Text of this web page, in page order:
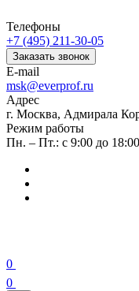
Телефоны
+7 (495) 211-30-05
Заказать звонок
E-mail
msk@everprof.ru
Адрес
г. Москва, Адмирала
Режим работы
Пн. – Пт.: с 9:00 до 18:00
0
0